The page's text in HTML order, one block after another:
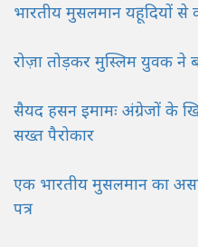
भारतीय मुसलमान यहूदियों
रोज़ा तोड़कर मुस्लिम युवक ‌ने
सैयद हसन इमामः अंग्रेजों के
सख्त पैरोकार
एक भारतीय मुसलमान का
पत्र